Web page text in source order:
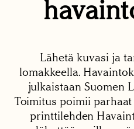
Lähetä kuvasi ja
lomakkeella.
julkaistaan Suomen
Toimitus poimii
printtilehden